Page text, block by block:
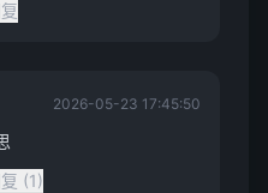
2026-05-23 17:45:50
(1)